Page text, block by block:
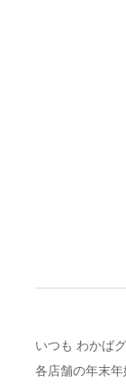
いつも わかば
各店舗の年末年